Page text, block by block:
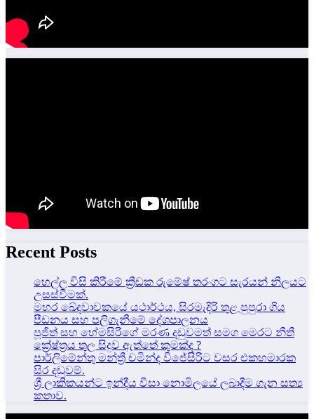
Recent Posts
හෙල්ල විසි කිරීමේ ක්‍රීඩක රුමේෂ් තරංගට සැරයන් නිලයට
උසස්වීමක්.
මහර ඛේදවාචකයේ යථාර්ථය, සිරමැදිරි තුළ පුපුරා ගිය
පීඩනය සහ පලිගැනීමේ දේශපාලනය
පූජිත් සහ හේමසිරිගේ මරණ දඩුවමත් සමග මෙරට නීතී
ක්‍රේෂ්ත්‍රය තුල සිදුව ඇත්තේ කුමක්ද ?
පාර්ලිමේන්තු මන්ත්‍රී චමින්ද විජේසිරිට වසර එකහමාරක
සිර දඬුවම්.
ශ්‍රී ලාකිකයන්ට ඉන්දීය වීසා නොමිලයේ ලබාදීම ගැන සත්‍ය
කතාව.